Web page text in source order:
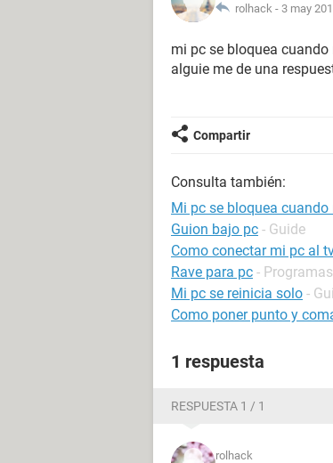
rolhack - 3 may
mi pc se bloquea
alguie me de una
Compartir
Consulta también:
Mi pc se bloquea
Guion bajo pc - Guide
Como conectar mi pc al
Rave para pc -
Mi pc se reinicia solo -
Como poner punto y
1 respuesta
RESPUESTA 1 / 1
rolhack